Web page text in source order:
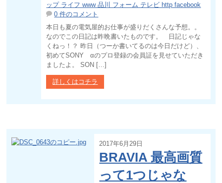
ップ ライフ www 品川 フォーム テレビ http facebook
0 件のコメント
本日も夏の電気屋的お仕事が盛りだくさんな予想。。
なのでこの日記は昨晩書いたものです。 日記じゃな
くねっ！？ 昨日（つーか書いてるのは今日だけど）、
初めてSONY αのプロ登録の会員証を見せていただき
ましたよ。 SON […]
詳しくはコチラ
2017年6月29日
BRAVIA 最高画質
って1つじゃな